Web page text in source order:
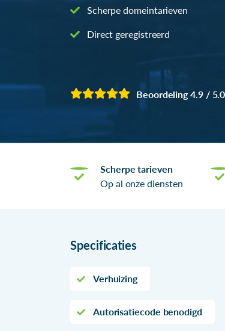
Scherpe domeintarieven
Direct geregistreerd
Beoordeling 4.9 / 5.0
Scherpe tarieven
Op al onze diensten
Specificaties
Verhuizing
Autorisatiecode benodigd